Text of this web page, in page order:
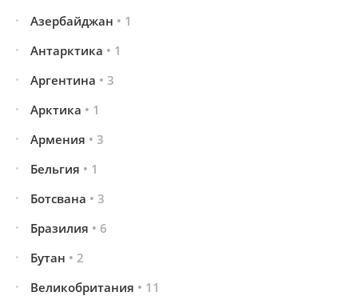
Азербайджан • 1
Антарктика • 1
Аргентина • 3
Арктика • 1
Армения • 3
Бельгия • 1
Ботсвана • 3
Бразилия • 6
Бутан • 2
Великобритания • 11